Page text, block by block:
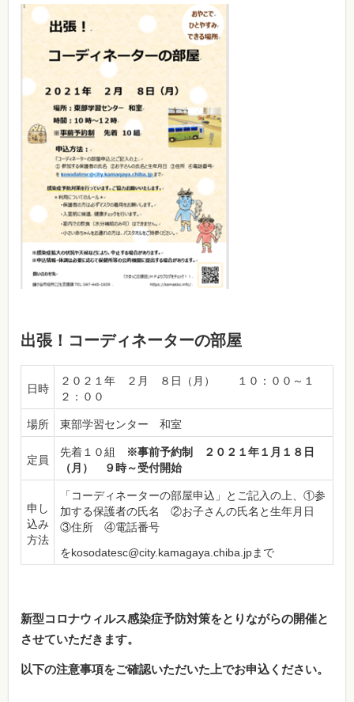
出張！コーディネーターの部屋
日時
２０２１年 ２月 ８日（月） １０：００～１
２：００
場所 東部学習センター 和室
定員
先着１０組
※事前予約制 ２０２１年１月１８日
（月） ９時～受付開始
申し
込み
方法
「コーディネーターの部屋申込」とご記入の上、①参
加する保護者の氏名 ②お子さんの氏名と生年月日
③住所 ④電話番号
をkosodatesc@city.kamagaya.chiba.jpまで
新型コロナウィルス感染症予防対策をとりながらの開催と
させていただきます。
以下の注意事項をご確認いただいた上でお申込ください。